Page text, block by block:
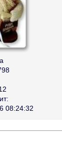
08:24:32